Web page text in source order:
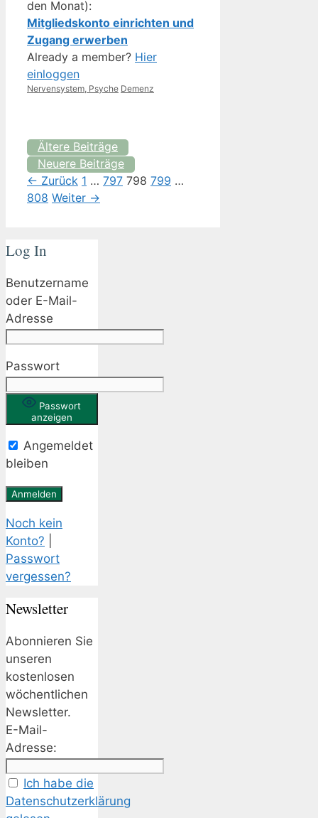
den Monat):
Mitgliedskonto einrichten und
Zugang erwerben
Already a member? Hier
einloggen
Kategorien
Nervensystem, Psyche Schlagwörter
Demenz
Ältere Beiträge
Neuere Beiträge
← Zurück Seite
1 … Seite
797 Seite
798 Seite
799 …
808 Weiter →
Log In
Benutzername
oder E-Mail-
Adresse
Passwort
Passwort
anzeigen
Angemeldet
bleiben
Noch kein
Konto?
Passwort
vergessen?
Newsletter
Abonnieren Sie
unseren
kostenlosen
wöchentlichen
Newsletter.
E-Mail-
Adresse:
Ich habe die
Datenschutzerklärung